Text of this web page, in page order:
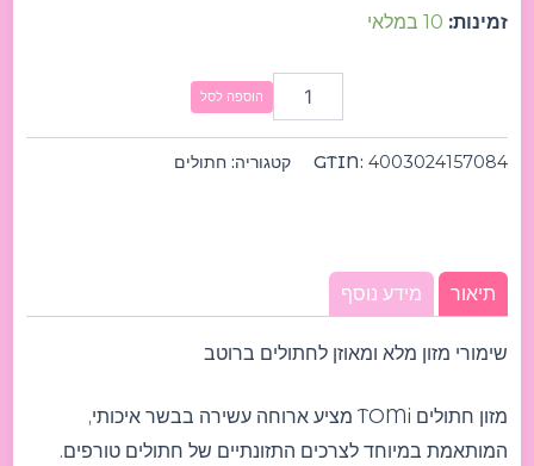
זמינות: 10 במלאי
הוספה לסל
GTIN: 4003024157084 קטגוריה: חתולים
תיאור מידע נוסף
שימורי מזון מלא ומאוזן לחתולים ברוטב
מזון חתולים TOMi מציע ארוחה עשירה בבשר איכותי,
המותאמת במיוחד לצרכים התזונתיים של חתולים טורפים.